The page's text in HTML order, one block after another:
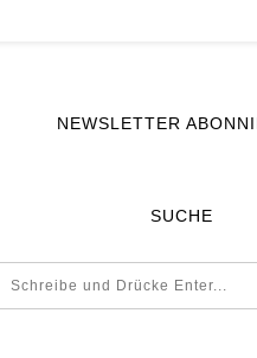
NEWSLETTER
SUCHE